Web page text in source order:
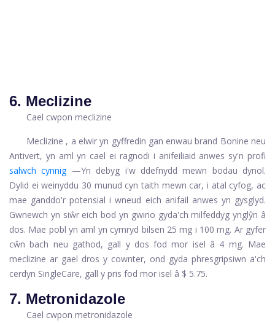
6. Meclizine
Cael cwpon meclizine
Meclizine , a elwir yn gyffredin gan enwau brand Bonine neu
Antivert, yn aml yn cael ei ragnodi i anifeiliaid anwes sy'n profi
salwch cynnig —Yn debyg i'w ddefnydd mewn bodau dynol.
Dylid ei weinyddu 30 munud cyn taith mewn car, i atal cyfog, ac
mae ganddo'r potensial i wneud eich anifail anwes yn gysglyd.
Gwnewch yn siŵr eich bod yn gwirio gyda'ch milfeddyg ynglŷn â
dos. Mae pobl yn aml yn cymryd bilsen 25 mg i 100 mg. Ar gyfer
cŵn bach neu gathod, gall y dos fod mor isel â 4 mg. Mae
meclizine ar gael dros y cownter, ond gyda phresgripsiwn a'ch
cerdyn SingleCare, gall y pris fod mor isel â $ 5.75.
7. Metronidazole
Cael cwpon metronidazole